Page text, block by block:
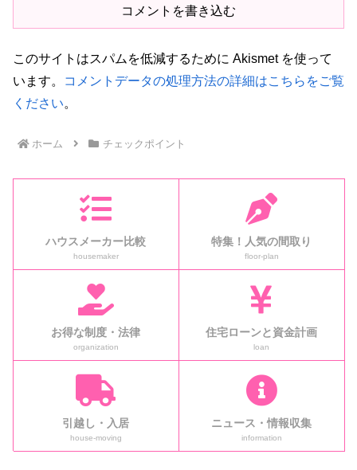
コメントを書き込む
このサイトはスパムを低減するために Akismet を使って
います。
コメントデータの処理方法の詳細はこちらをご覧
ください。
ホーム チェックポイント
ハウスメーカー比較
housemaker
特集！人気の間取り
floor-plan
お得な制度・法律
organization
住宅ローンと資金計画
loan
引越し・入居
house-moving
ニュース・情報収集
information